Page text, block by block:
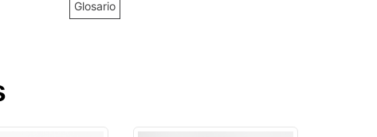
Glosario